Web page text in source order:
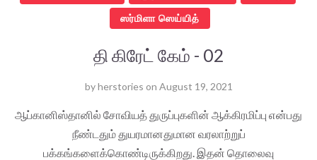
ஸர்மிளா ஸெய்யித்
தி கிரேட் கேம் - 02
byherstories on August 19, 2021
ஆப்கானிஸ்தானில் சோவியத் துருப்புகளின் ஆக்கிரமிப்பு என்பது
நீண்டதும் துயரமானதுமான வரலாற்றுப்
பக்கங்களைக்கொண்டிருக்கிறது. இதன் தொலைவு